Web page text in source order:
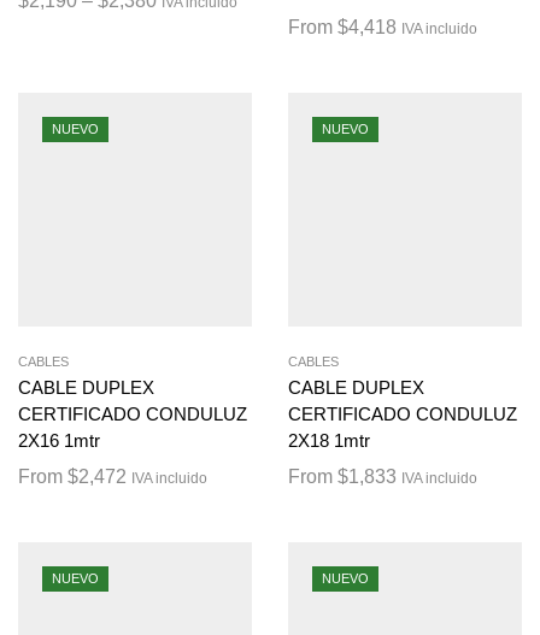
From $4,418 IVA incluido
NUEVO
CABLES
CABLE DUPLEX
CERTIFICADO CONDULUZ
2X16 1mtr
From $2,472 IVA incluido
NUEVO
CABLES
CABLE DUPLEX
CERTIFICADO CONDULUZ
2X18 1mtr
From $1,833 IVA incluido
NUEVO NUEVO